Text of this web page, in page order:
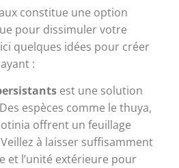
constitue une option
pour dissimuler votre
quelques idées pour créer
:
est une solution
espèces comme le thuya,
offrent un feuillage
à laisser suffisamment
et l’unité extérieure pour